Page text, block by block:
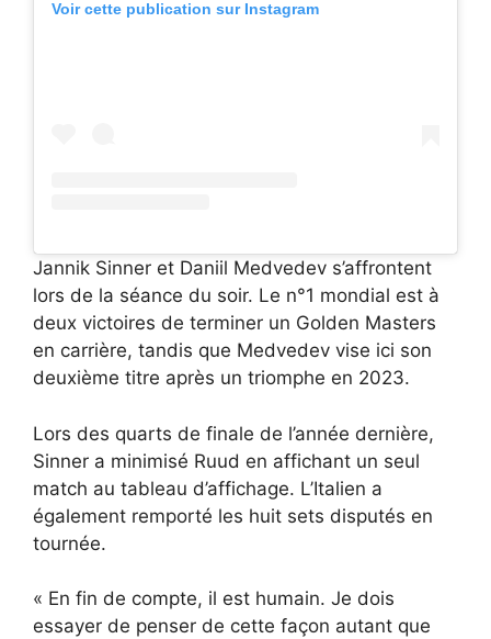
Voir cette publication sur Instagram
Jannik Sinner et Daniil Medvedev s’affrontent
lors de la séance du soir. Le n°1 mondial est à
deux victoires de terminer un Golden Masters
en carrière, tandis que Medvedev vise ici son
deuxième titre après un triomphe en 2023.
Lors des quarts de finale de l’année dernière,
Sinner a minimisé Ruud en affichant un seul
match au tableau d’affichage. L’Italien a
également remporté les huit sets disputés en
tournée.
« En fin de compte, il est humain. Je dois
essayer de penser de cette façon autant que